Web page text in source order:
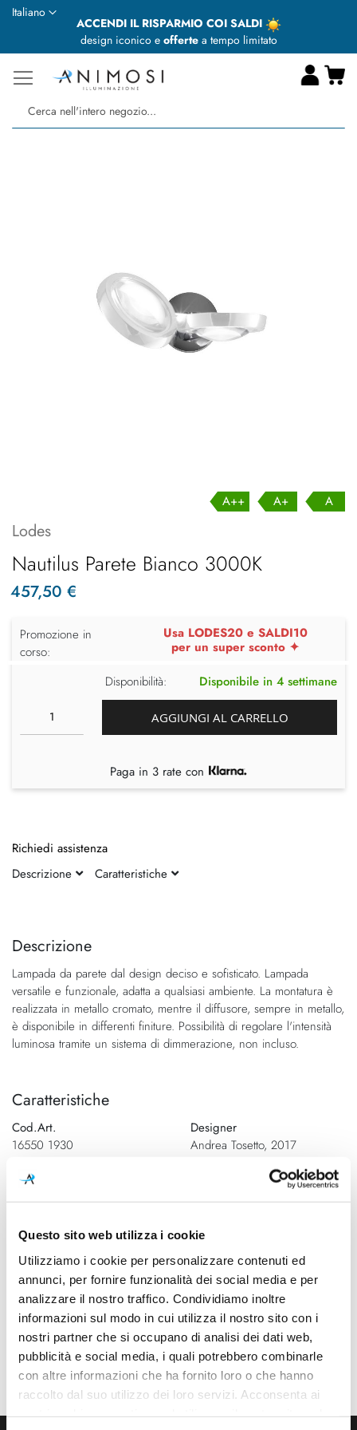
Questo sito web utilizza i cookie
Utilizziamo i cookie per personalizzare contenuti ed
annunci, per fornire funzionalità dei social media e per
analizzare il nostro traffico. Condividiamo inoltre
informazioni sul modo in cui utilizza il nostro sito con i
nostri partner che si occupano di analisi dei dati web,
pubblicità e social media, i quali potrebbero combinarle
con altre informazioni che ha fornito loro o che hanno
raccolto dal suo utilizzo dei loro servizi. Acconsenta ai
ACCENDI IL RISPARMIO COI SALDI
design iconico e offertea tempo limitato
Lingua
Italiano
fine
galleria
di
immagini
della
di
immagini
Descrizione
Lampada da parete dal design deciso e sofisticato. Lampada
versatile e funzionale, adatta a qualsiasi ambiente. La montatura è
realizzata in metallo cromato, mentre il diffusore, sempre in metallo,
è disponibile in differenti finiture. Possibilità di regolare l'intensità
luminosa tramite un sistema di dimmerazione, non incluso.
Caratteristiche
Cod.Art.
16550 1930
Designer
Andrea Tosetto, 2017
Colore led
Sorgente luminosa
Led integrato
Potenza e attacco
CRI90 - 220-240V
Dimmerazione
Dimmerabile
Classe energetica
A++, A+, A
8,057,501,003,582.00
A++ A+ A
Lodes
Nautilus Parete Bianco 3000K
457,50 €
Promozione in
corso:
Usa LODES20 e SALDI10
per un super sconto ✦
Disponibilità:
Disponibile in 4 settimane
AGGIUNGI AL CARRELLO
Paga in 3 rate con
Richiedi assistenza
Descrizione
Caratteristiche